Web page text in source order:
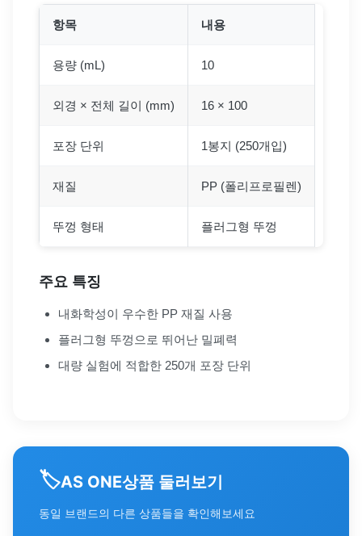
항목 내용
용량 (mL) 10
외경 × 전체 길이 (mm) 16 × 100
포장 단위 1봉지 (250개입)
재질 PP (폴리프로필렌)
뚜껑 형태 플러그형 뚜껑
주요 특징
내화학성이 우수한 PP 재질 사용
플러그형 뚜껑으로 뛰어난 밀폐력
대량 실험에 적합한 250개 포장 단위
🏷️AS ONE상품 둘러보기
동일 브랜드의 다른 상품들을 확인해보세요